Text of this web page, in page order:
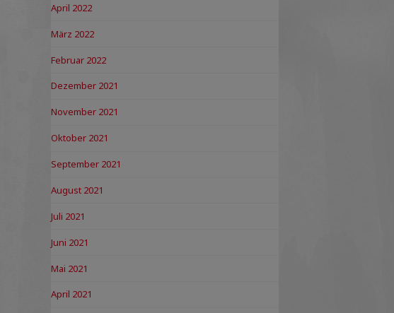
April 2022
März 2022
Februar 2022
Dezember 2021
November 2021
Oktober 2021
September 2021
August 2021
Juli 2021
Juni 2021
Mai 2021
April 2021